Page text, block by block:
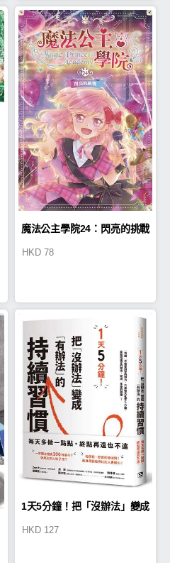
魔法公主學院24：閃亮的挑戰
HKD 78
1天5分鐘！把「沒辦法」變成
HKD 127